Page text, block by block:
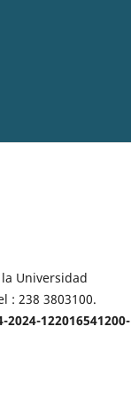
Universidad
: 238 3803100.
2024-122016541200-